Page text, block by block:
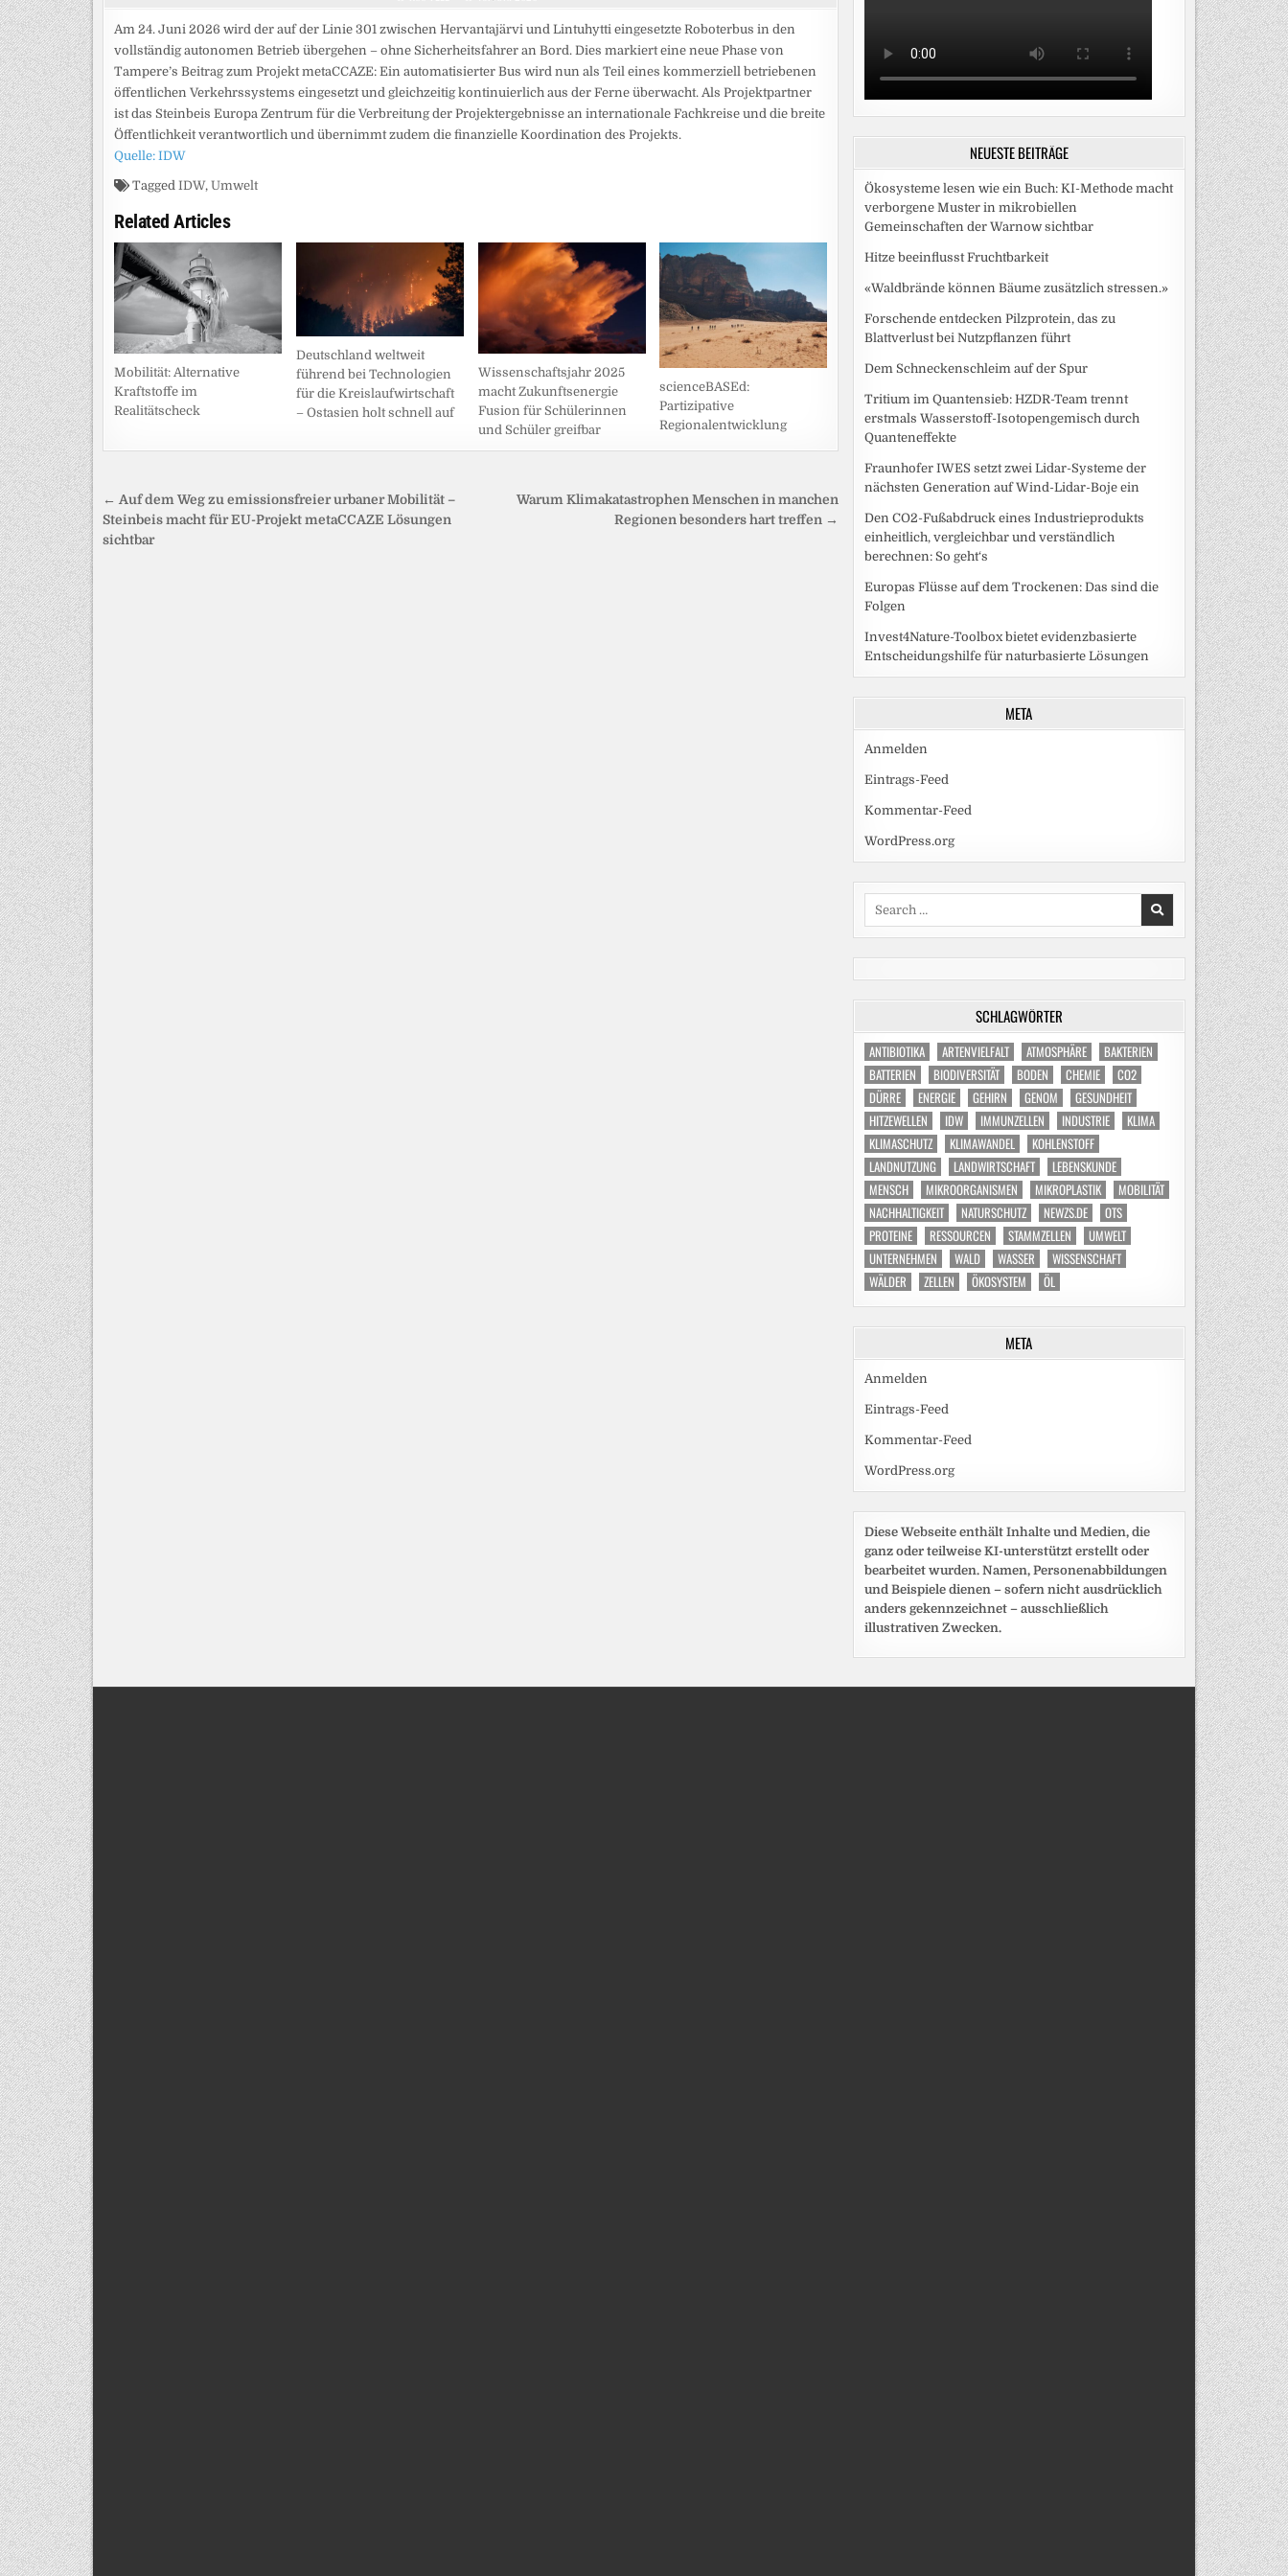
Am 24. Juni 2026 wird der auf der Linie 301 zwischen Hervantajärvi und Lintuhytti eingesetzte Roboterbus in den
vollständig autonomen Betrieb übergehen – ohne Sicherheitsfahrer an Bord. Dies markiert eine neue Phase von
Tampere’s Beitrag zum Projekt metaCCAZE: Ein automatisierter Bus wird nun als Teil eines kommerziell betriebenen
öffentlichen Verkehrssystems eingesetzt und gleichzeitig kontinuierlich aus der Ferne überwacht. Als Projektpartner
ist das Steinbeis Europa Zentrum für die Verbreitung der Projektergebnisse an internationale Fachkreise und die breite
Öffentlichkeit verantwortlich und übernimmt zudem die finanzielle Koordination des Projekts.
Quelle: IDW
Tagged IDW, Umwelt
Related Articles
Mobilität: Alternative
Kraftstoffe im
Realitätscheck
Deutschland weltweit
führend bei Technologien
für die Kreislaufwirtschaft
– Ostasien holt schnell auf
Wissenschaftsjahr 2025
macht Zukunftsenergie
Fusion für Schülerinnen
und Schüler greifbar
scienceBASEd:
Partizipative
Regionalentwicklung
Beitragsnavigation
Warum Klimakatastrophen Menschen in manchen
Regionen besonders hart treffen →
← Auf dem Weg zu emissionsfreier urbaner Mobilität –
Steinbeis macht für EU-Projekt metaCCAZE Lösungen
sichtbar
NEUESTE BEITRÄGE
Ökosysteme lesen wie ein Buch: KI-Methode macht
verborgene Muster in mikrobiellen
Gemeinschaften der Warnow sichtbar
Hitze beeinflusst Fruchtbarkeit
«Waldbrände können Bäume zusätzlich stressen.»
Forschende entdecken Pilzprotein, das zu
Blattverlust bei Nutzpflanzen führt
Dem Schneckenschleim auf der Spur
Tritium im Quantensieb: HZDR-Team trennt
erstmals Wasserstoff-Isotopengemisch durch
Quanteneffekte
Fraunhofer IWES setzt zwei Lidar-Systeme der
nächsten Generation auf Wind-Lidar-Boje ein
Den CO2-Fußabdruck eines Industrieprodukts
einheitlich, vergleichbar und verständlich
berechnen: So geht‘s
Europas Flüsse auf dem Trockenen: Das sind die
Folgen
Invest4Nature-Toolbox bietet evidenzbasierte
Entscheidungshilfe für naturbasierte Lösungen
META
Anmelden
Eintrags-Feed
Kommentar-Feed
WordPress.org
SCHLAGWÖRTER
ANTIBIOTIKA ARTENVIELFALT ATMOSPHÄRE
BAKTERIEN
BATTERIEN
BIODIVERSITÄT BODEN CHEMIE
CO2
DÜRRE
ENERGIE GEHIRN GENOM
GESUNDHEIT
HITZEWELLEN
IDW IMMUNZELLEN INDUSTRIE
KLIMA
KLIMASCHUTZ
KLIMAWANDEL
KOHLENSTOFF
LANDNUTZUNG
LANDWIRTSCHAFT
LEBENSKUNDE
MENSCH
MIKROORGANISMEN MIKROPLASTIK
MOBILITÄT
NACHHALTIGKEIT
NATURSCHUTZ NEWZS.DE
OTS
PROTEINE
RESSOURCEN STAMMZELLEN
UMWELT
UNTERNEHMEN
WALD WASSER
WISSENSCHAFT
WÄLDER
ZELLEN ÖKOSYSTEM ÖL
META
Anmelden
Eintrags-Feed
Kommentar-Feed
WordPress.org
Diese Webseite enthält Inhalte und Medien, die
ganz oder teilweise KI-unterstützt erstellt oder
bearbeitet wurden. Namen, Personenabbildungen
und Beispiele dienen – sofern nicht ausdrücklich
anders gekennzeichnet – ausschließlich
illustrativen Zwecken.